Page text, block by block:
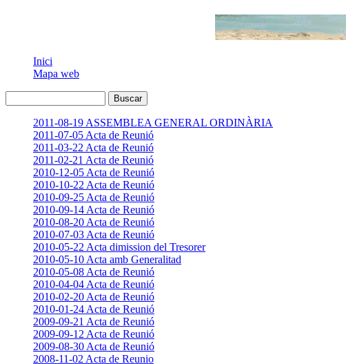
Inici
Mapa web
2011-08-19 ASSEMBLEA GENERAL ORDINÀRIA
2011-07-05 Acta de Reunió
2011-03-22 Acta de Reunió
2011-02-21 Acta de Reunió
2010-12-05 Acta de Reunió
2010-10-22 Acta de Reunió
2010-09-25 Acta de Reunió
2010-09-14 Acta de Reunió
2010-08-20 Acta de Reunió
2010-07-03 Acta de Reunió
2010-05-22 Acta dimission del Tresorer
2010-05-10 Acta amb Generalitad
2010-05-08 Acta de Reunió
2010-04-04 Acta de Reunió
2010-02-20 Acta de Reunió
2010-01-24 Acta de Reunió
2009-09-21 Acta de Reunió
2009-09-12 Acta de Reunió
2009-08-30 Acta de Reunió
2008-11-02 Acta de Reunio